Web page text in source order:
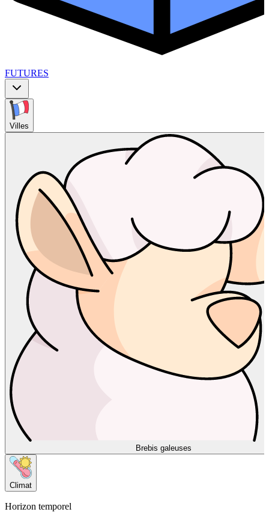
FUTURES
Villes
Brebis galeuses
Climat
Horizon temporel